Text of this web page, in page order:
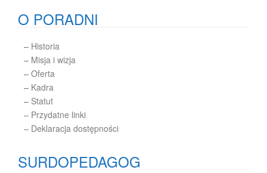
O PORADNI
– Historia
– Misja i wizja
– Oferta
– Kadra
– Statut
– Przydatne linki
– Deklaracja dostępności
SURDOPEDAGOG